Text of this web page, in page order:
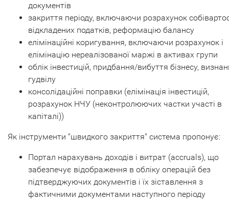
документів
закриття періоду, включаючи розрахунок
відкладених податків, реформацію балансу
елімінаційні коригування, включаючи розрахунок і
елімінацію нереалізованої маржі в активах групи
облік інвестицій, придбання/вибуття бізнесу,
гудвілу
консолідаційні поправки (елімінація інвестицій,
розрахунок НЧУ (неконтролюючих частки участі в
капіталі))
Як інструменти "швидкого закриття" система пропонує:
Портал нарахувань доходів і витрат (accruals), що
забезпечує відображення в обліку операцій без
підтверджуючих документів і їх зіставлення з
фактичними документами наступного періоду